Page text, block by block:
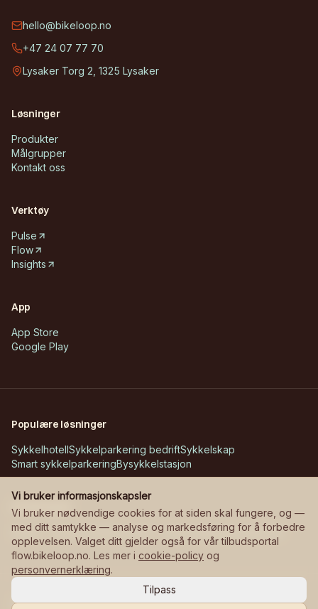
hello@bikeloop.no
+47 24 07 77 70
Lysaker Torg 2, 1325 Lysaker
Løsninger
Produkter
Målgrupper
Kontakt oss
Verktøy
Pulse
Flow
Insights
App
App Store
Google Play
Populære løsninger
SykkelhotellSykkelparkering bedriftSykkelskap
Smart sykkelparkeringBysykkelstasjon
Kundecases
Askøy – Erdal skoleBane NOR – stasjonerManglerudjordet
©2026Bikeloop.Alle rettigheter reservert.
Vi bruker informasjonskapsler
Vi bruker nødvendige cookies for at siden skal fungere, og —
med ditt samtykke — analyse og markedsføring for å forbedre
opplevelsen. Valget ditt gjelder også for vår tilbudsportal
flow.bikeloop.no. Les mer i cookie-policy og
personvernerklæring.
Tilpass